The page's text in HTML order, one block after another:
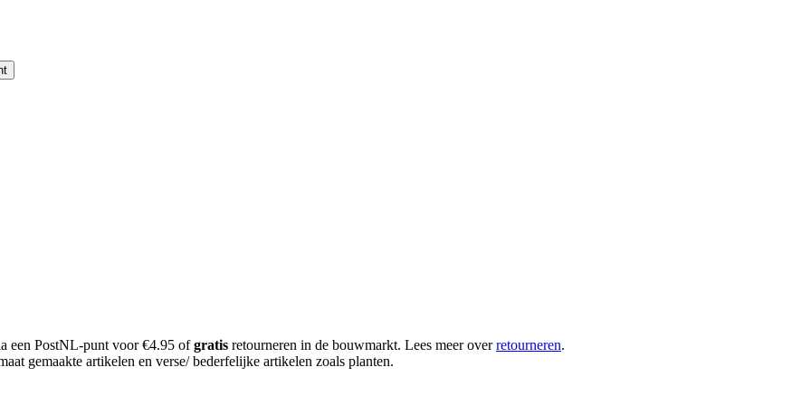
een PostNL-punt voor €4.95 ofgratis retourneren in de bouwmarkt. Lees meer overretourneren.
gemaakte artikelen en verse/ bederfelijke artikelen zoals planten.